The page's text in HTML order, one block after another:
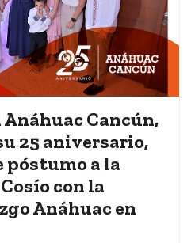
Cancún,
25 aniversario,
póstumo a la
con la
Anáhuac en